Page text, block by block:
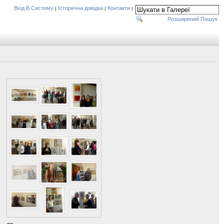
Вхід В Систему | Історична довідка | Контакти |
Розширений Пошук